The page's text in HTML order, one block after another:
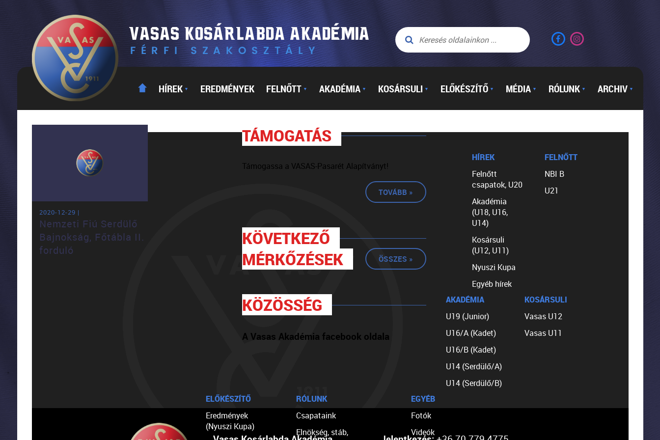
HÍREK ▼ EREDMÉNYEK FELNŐTT ▼ AKADÉMIA ▼ KOSÁRSULI ▼ ELŐKÉSZÍTŐ ▼ MÉDIA ▼ RÓLUNK ▼ ARCHIV ▼
2020-12-29 |
Nemzeti Fiú Serdülő
Bajnokság, Főtábla II.
forduló
TÁMOGATÁS
Támogassa a VASAS-Pasarét Alapítványt!
TOVÁBB »
KÖVETKEZŐ
MÉRKŐZÉSEK
ÖSSZES »
KÖZÖSSÉG
A Vasas Akadémia facebook oldala
HÍREK
Felnőtt
csapatok, U20
Akadémia
(U18, U16,
U14)
Kosársuli
(U12, U11)
Nyuszi Kupa
Egyéb hírek
FELNŐTT
NBI B
U21
AKADÉMIA
U19 (Junior)
U16/A (Kadet)
U16/B (Kadet)
U14 (Serdülő/A)
U14 (Serdülő/B)
KOSÁRSULI
Vasas U12
Vasas U11
ELŐKÉSZÍTŐ
Eredmények
(Nyuszi Kupa)
RÓLUNK
Csapataink
Elnökség, stáb,
EGYÉB
Fotók
Videók